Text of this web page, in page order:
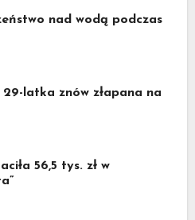
nad wodą podczas
latka znów złapana na
56,5 tys. zł w